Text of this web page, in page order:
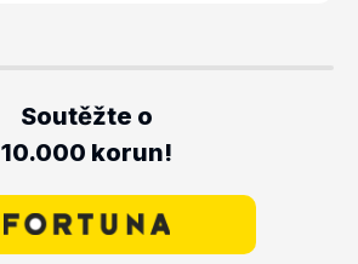
Soutěžte o
10.000 korun!